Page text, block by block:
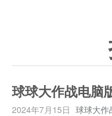
球球大作战电脑
2024年7月15日 球球大作